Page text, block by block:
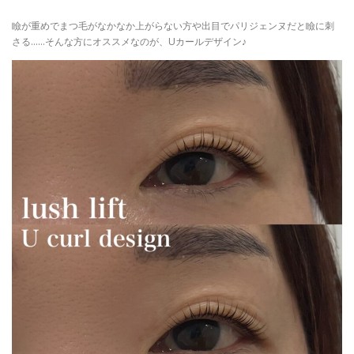
瞼が重めでまつ毛がなかなか上がらない方や出目でパリジェンヌだと瞼に刺
さる……そんな方にオススメなのが、Uカールデザイン♪